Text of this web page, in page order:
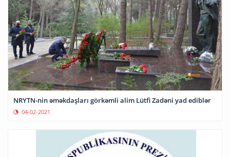
NRYTN-nin əməkdaşları görkəmli alim Lütfi Zadəni yad ediblər
04-02-2021